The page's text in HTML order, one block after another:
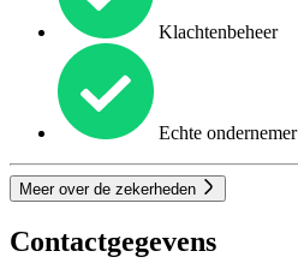
Klachtenbeheer
Echte ondernemer
Meer over de zekerheden
Contactgegevens